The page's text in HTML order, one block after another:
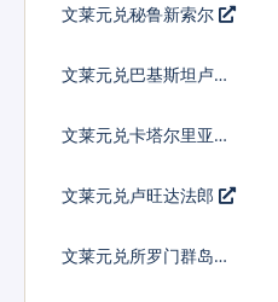
文莱元兑秘鲁新索尔
文莱元兑巴基斯坦卢比
文莱元兑卡塔尔里亚尔
文莱元兑卢旺达法郎
文莱元兑所罗门群岛元